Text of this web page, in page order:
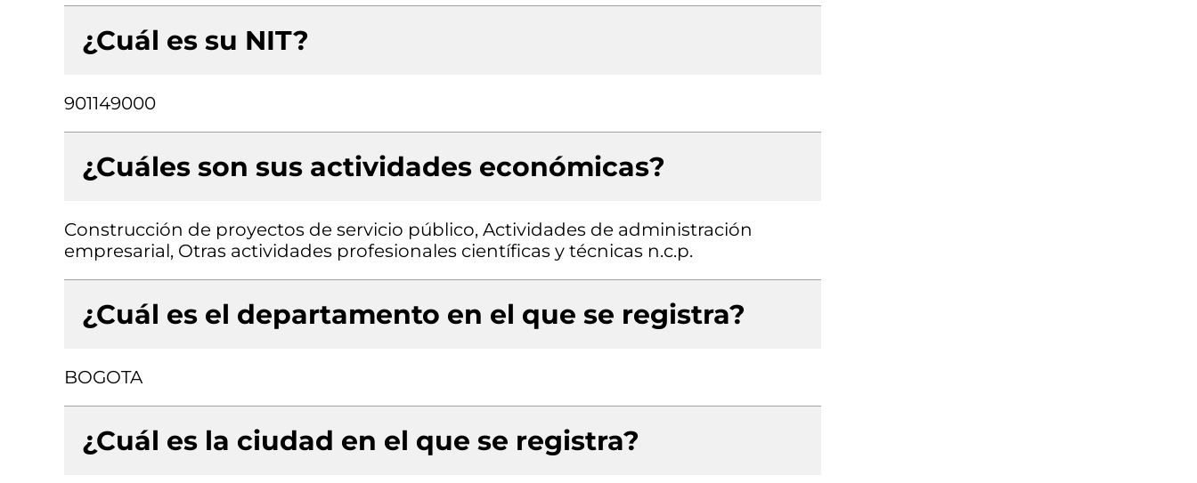
¿Cuál es su NIT?
901149000
¿Cuáles son sus actividades económicas?
Construcción de proyectos de servicio público, Actividades de administración
empresarial, Otras actividades profesionales científicas y técnicas n.c.p.
¿Cuál es el departamento en el que se registra?
BOGOTA
¿Cuál es la ciudad en el que se registra?